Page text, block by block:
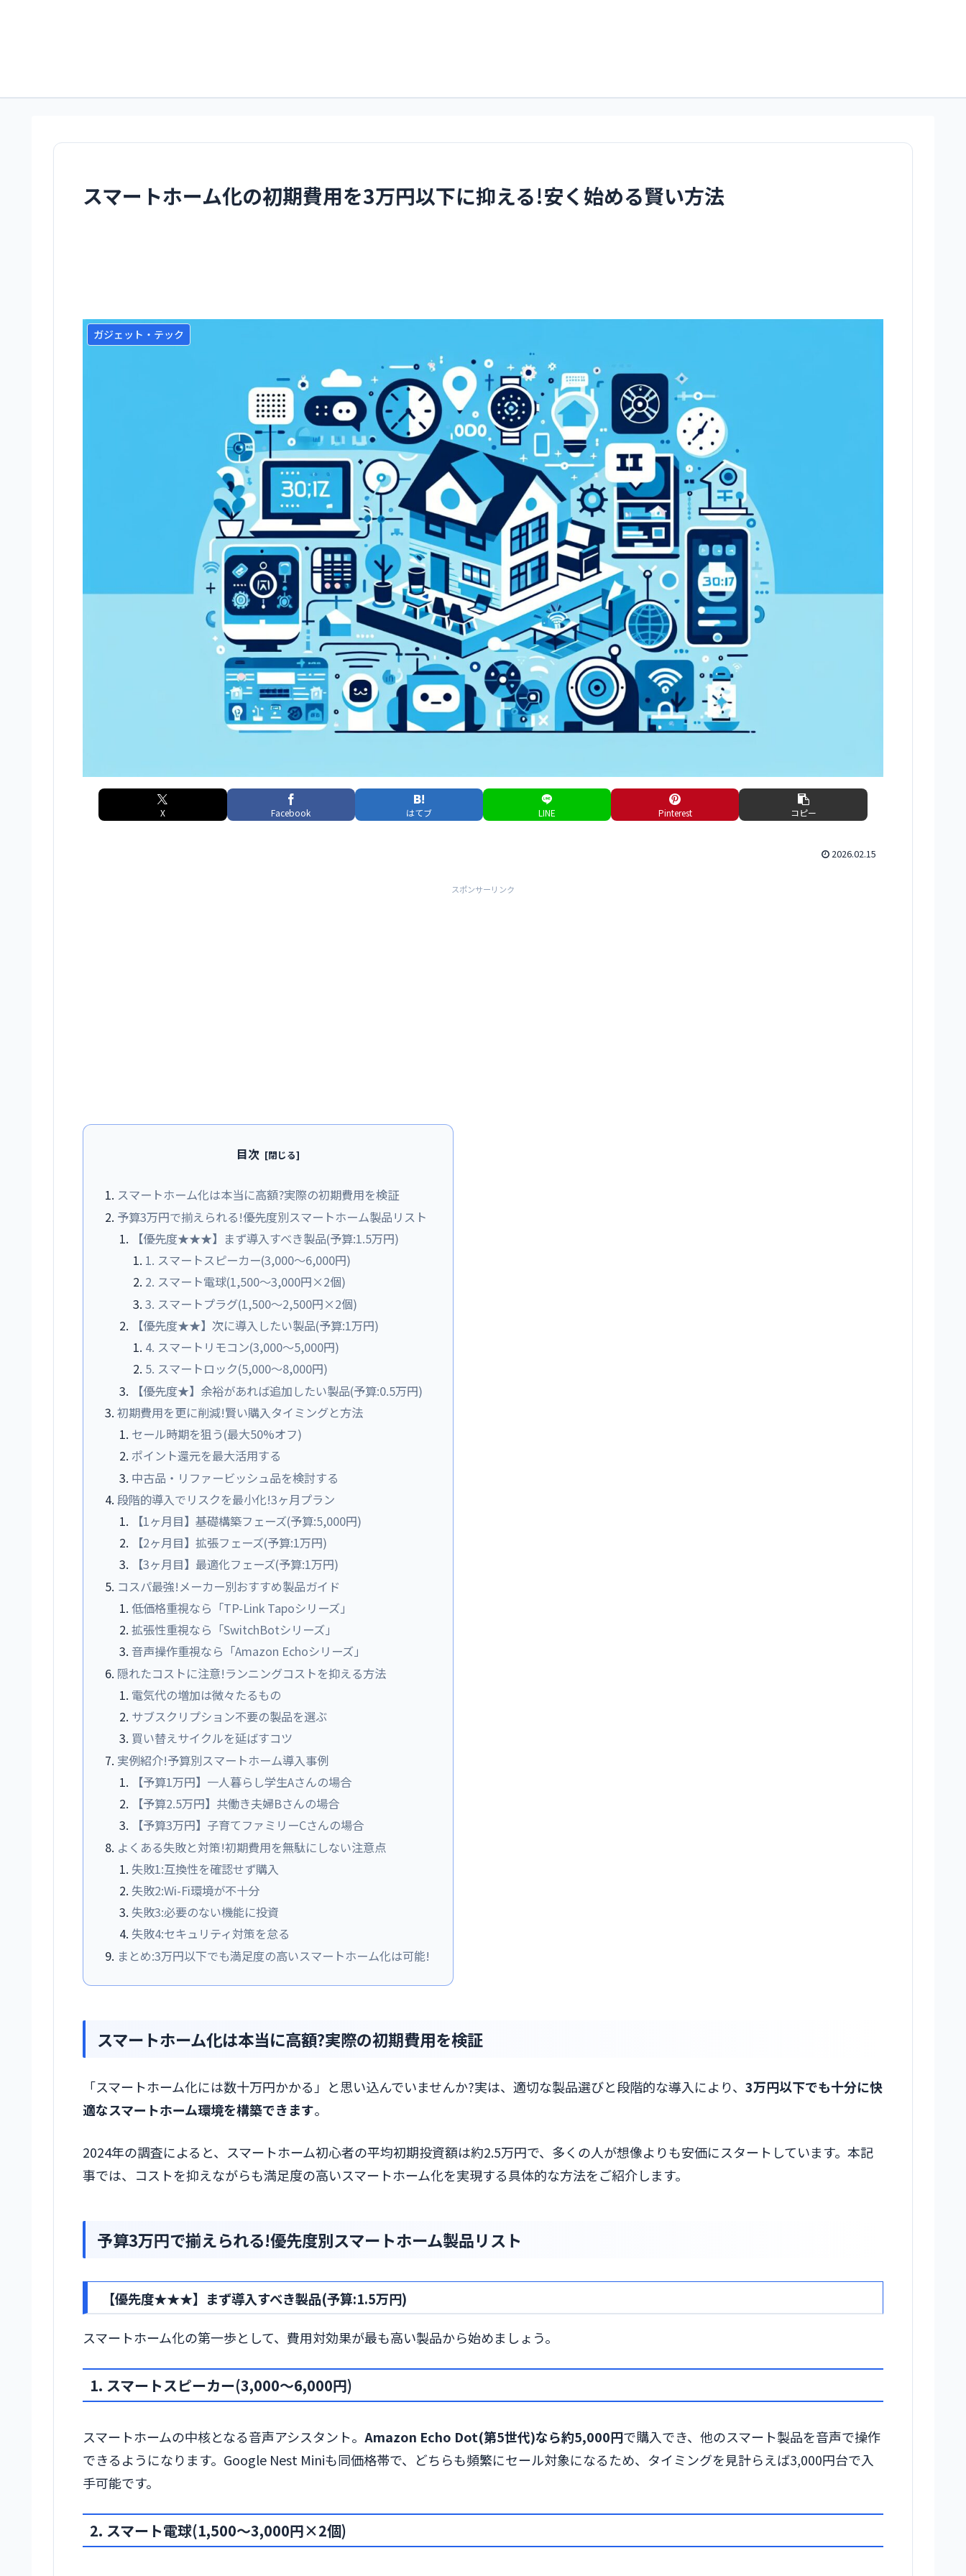
スマートホーム化の初期費用を3万円以下に抑える!安く始める賢い方法
ガジェット・テック
X Facebook はてブ LINE Pinterest コピー
2026.02.15
スポンサーリンク
目次
スマートホーム化は本当に高額?実際の初期費用を検証
予算3万円で揃えられる!優先度別スマートホーム製品リスト
【優先度★★★】まず導入すべき製品(予算:1.5万円)
1. スマートスピーカー(3,000〜6,000円)
2. スマート電球(1,500〜3,000円×2個)
3. スマートプラグ(1,500〜2,500円×2個)
【優先度★★】次に導入したい製品(予算:1万円)
4. スマートリモコン(3,000〜5,000円)
5. スマートロック(5,000〜8,000円)
【優先度★】余裕があれば追加したい製品(予算:0.5万円)
初期費用を更に削減!賢い購入タイミングと方法
セール時期を狙う(最大50%オフ)
ポイント還元を最大活用する
中古品・リファービッシュ品を検討する
段階的導入でリスクを最小化!3ヶ月プラン
【1ヶ月目】基礎構築フェーズ(予算:5,000円)
【2ヶ月目】拡張フェーズ(予算:1万円)
【3ヶ月目】最適化フェーズ(予算:1万円)
コスパ最強!メーカー別おすすめ製品ガイド
低価格重視なら「TP-Link Tapoシリーズ」
拡張性重視なら「SwitchBotシリーズ」
音声操作重視なら「Amazon Echoシリーズ」
隠れたコストに注意!ランニングコストを抑える方法
電気代の増加は微々たるもの
サブスクリプション不要の製品を選ぶ
買い替えサイクルを延ばすコツ
実例紹介!予算別スマートホーム導入事例
【予算1万円】一人暮らし学生Aさんの場合
【予算2.5万円】共働き夫婦Bさんの場合
【予算3万円】子育てファミリーCさんの場合
よくある失敗と対策!初期費用を無駄にしない注意点
失敗1:互換性を確認せず購入
失敗2:Wi-Fi環境が不十分
失敗3:必要のない機能に投資
失敗4:セキュリティ対策を怠る
まとめ:3万円以下でも満足度の高いスマートホーム化は可能!
スマートホーム化は本当に高額?実際の初期費用を検証
「スマートホーム化には数十万円かかる」と思い込んでいませんか?実は、適切な製品選びと段階的な導入により、 3万円以下でも十分に快
適なスマートホーム環境を構築できます。
2024年の調査によると、スマートホーム初心者の平均初期投資額は約2.5万円で、多くの人が想像よりも安価にスタートしています。本記
事では、コストを抑えながらも満足度の高いスマートホーム化を実現する具体的な方法をご紹介します。
予算3万円で揃えられる!優先度別スマートホーム製品リスト
【優先度★★★】まず導入すべき製品(予算:1.5万円)
スマートホーム化の第一歩として、費用対効果が最も高い製品から始めましょう。
1. スマートスピーカー(3,000〜6,000円)
スマートホームの中核となる音声アシスタント。 Amazon Echo Dot(第5世代)なら約5,000円で購入でき、他のスマート製品を音声で操作
できるようになります。Google Nest Miniも同価格帯で、どちらも頻繁にセール対象になるため、タイミングを見計らえば3,000円台で入
手可能です。
2. スマート電球(1,500〜3,000円×2個)